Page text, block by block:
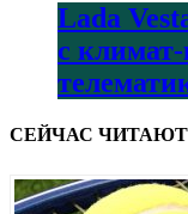
Lada
с
СЕЙЧАС ЧИТАЮТ